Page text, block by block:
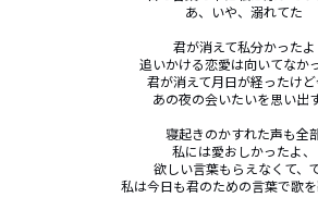
あ、いや、溺れてた
君が消えて私分かったよ
追いかける恋愛は向いてなか
君が消えて月日が経ったけど
あの夜の会いたいを思い出
寝起きのかすれた声も全
私には愛おしかったよ、
欲しい言葉もらえなくて、
私は今日も君のための言葉で歌